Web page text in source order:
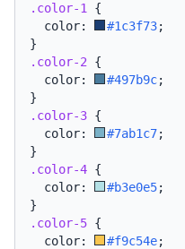
.color-1
{
  color:
#1c3f73;
}
.color-2 {
  color:
#497b9c;
}
.color-3 {
  color:
#7ab1c7;
}
.color-4 {
  color:
#b3e0e5;
}
.color-5 {
  color:
#f9c54e;